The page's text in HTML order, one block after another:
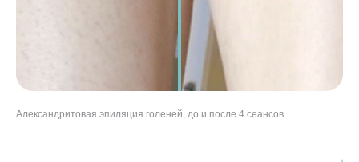
Александритовая эпиляция голеней, до и после 4 сеансов
Эпиляция подмышек александритовым лазером, до и после 5 сеансов
Александритовая эпиляция подмышек, до и после 6 сеансов
Александритовая эпиляция ног, до и после 7 сеансов